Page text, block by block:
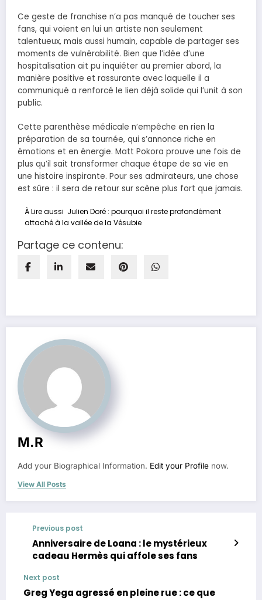
Ce geste de franchise n’a pas manqué de toucher ses
fans, qui voient en lui un artiste non seulement
talentueux, mais aussi humain, capable de partager ses
moments de vulnérabilité. Bien que l’idée d’une
hospitalisation ait pu inquiéter au premier abord, la
manière positive et rassurante avec laquelle il a
communiqué a renforcé le lien déjà solide qui l’unit à son
public.
Cette parenthèse médicale n’empêche en rien la
préparation de sa tournée, qui s’annonce riche en
émotions et en énergie. Matt Pokora prouve une fois de
plus qu’il sait transformer chaque étape de sa vie en
une histoire inspirante. Pour ses admirateurs, une chose
est sûre : il sera de retour sur scène plus fort que jamais.
À Lire aussi Julien Doré : pourquoi il reste profondément
attaché à la vallée de la Vésubie
Partage ce contenu:
M.R
Add your Biographical Information. Edit your Profile now.
View All Posts
Previous post
Anniversaire de Loana : le mystérieux
cadeau Hermès qui affole ses fans
Next post
Greg Yega agressé en pleine rue : ce que